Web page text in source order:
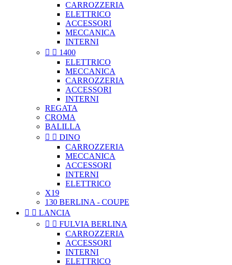
CARROZZERIA
ELETTRICO
ACCESSORI
MECCANICA
INTERNI
  1400
ELETTRICO
MECCANICA
CARROZZERIA
ACCESSORI
INTERNI
REGATA
CROMA
BALILLA
  DINO
CARROZZERIA
MECCANICA
ACCESSORI
INTERNI
ELETTRICO
X19
130 BERLINA - COUPE
  LANCIA
  FULVIA BERLINA
CARROZZERIA
ACCESSORI
INTERNI
ELETTRICO